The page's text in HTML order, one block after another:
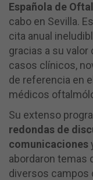
Española de
cabo en Sevilla.
cita anual
gracias a su
casos clínicos,
de referencia en
médicos
Su extenso
redondas de
comunicaciones
abordaron temas
diversos campos